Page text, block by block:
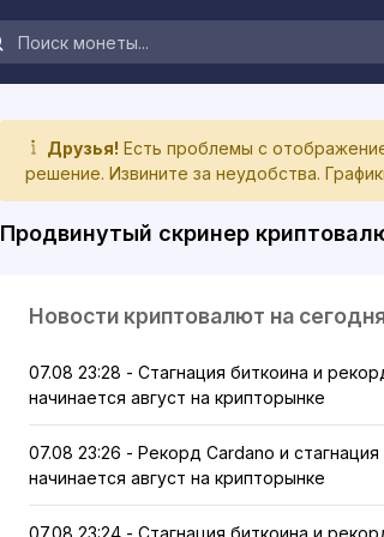
Друзья! Есть проблемы с
решение. Извините за неудобства.
Продвинутый скринер
Новости криптовалют на
07.08 23:28 - Стагнация биткоина и
начинается август на крипторынке
07.08 23:26 - Рекорд Cardano и стагнация
начинается август на крипторынке
07.08 23:24 - Стагнация биткоина и